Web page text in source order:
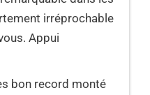
irréprochable
Appui
bon record monté